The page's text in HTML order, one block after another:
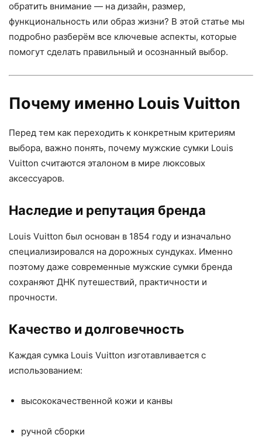
обратить внимание — на дизайн, размер,
функциональность или образ жизни? В этой статье мы
подробно разберём все ключевые аспекты, которые
помогут сделать правильный и осознанный выбор.
Почему именно Louis Vuitton
Перед тем как переходить к конкретным критериям
выбора, важно понять, почему мужские сумки Louis
Vuitton считаются эталоном в мире люксовых
аксессуаров.
Наследие и репутация бренда
Louis Vuitton был основан в 1854 году и изначально
специализировался на дорожных сундуках. Именно
поэтому даже современные мужские сумки бренда
сохраняют ДНК путешествий, практичности и
прочности.
Качество и долговечность
Каждая сумка Louis Vuitton изготавливается с
использованием:
высококачественной кожи и канвы
ручной сборки